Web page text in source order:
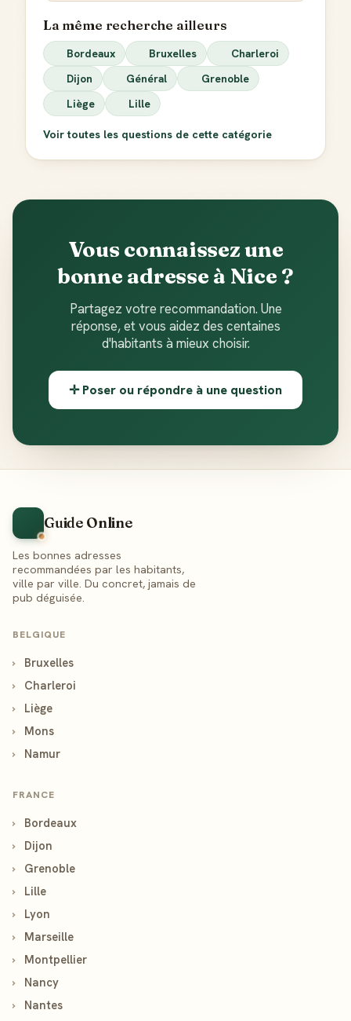
La même recherche ailleurs
Bordeaux Bruxelles
Charleroi
Dijon
Général
Grenoble
Liège
Lille
Voir toutes les questions de cette catégorie
Vous connaissez une
bonne adresse à Nice ?
Partagez votre recommandation. Une
réponse, et vous aidez des centaines
d'habitants à mieux choisir.
✛ Poser ou répondre à une question
Guide Online
Les bonnes adresses
recommandées par les habitants,
ville par ville. Du concret, jamais de
pub déguisée.
BELGIQUE
›
Bruxelles
›
Charleroi
›
Liège
›
Mons
›
Namur
FRANCE
›
Bordeaux
›
Dijon
›
Grenoble
›
Lille
›
Lyon
›
Marseille
›
Montpellier
›
Nancy
›
Nantes